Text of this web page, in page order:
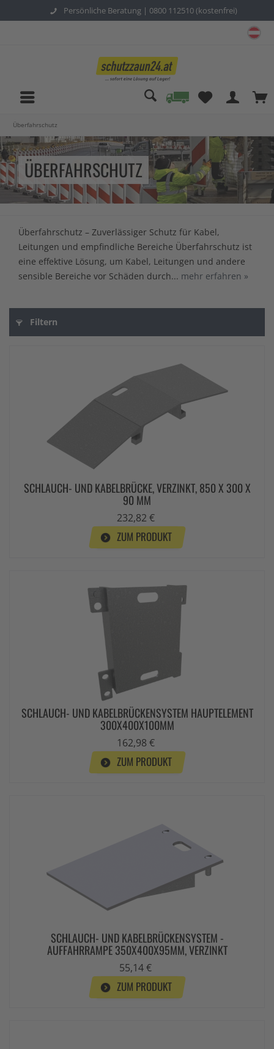
Persönliche Beratung | 0800 112510 (kostenfrei)
Überfahrschutz
ÜBERFAHRSCHUTZ
Überfahrschutz – Zuverlässiger Schutz für Kabel,
Leitungen und empfindliche Bereiche Überfahrschutz ist
eine effektive Lösung, um Kabel, Leitungen und andere
sensible Bereiche vor Schäden durch... mehr erfahren »
Filtern
SCHLAUCH- UND KABELBRÜCKE, VERZINKT, 850 X 300 X
90 MM
232,82 €
ZUM PRODUKT
SCHLAUCH- UND KABELBRÜCKENSYSTEM HAUPTELEMENT
300X400X100MM
162,98 €
ZUM PRODUKT
SCHLAUCH- UND KABELBRÜCKENSYSTEM -
AUFFAHRRAMPE 350X400X95MM, VERZINKT
55,14 €
ZUM PRODUKT